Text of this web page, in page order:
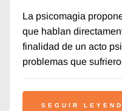
La psicomagia
que hablan
finalidad de un acto
problemas que
SEGUIR